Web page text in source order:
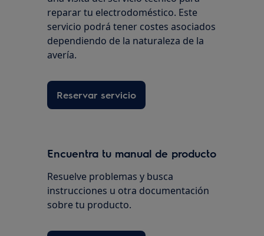
reparar tu electrodoméstico. Este
servicio podrá tener costes asociados
dependiendo de la naturaleza de la
avería.
Reservar servicio
Encuentra tu manual de producto
Resuelve problemas y busca
instrucciones u otra documentación
sobre tu producto.